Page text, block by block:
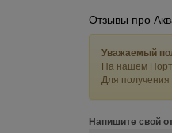
Отзывы про
Уважаемый
На нашем
Для получения
Напишите свой